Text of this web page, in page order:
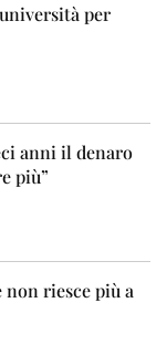
per
anni il denaro
più”
non riesce più a